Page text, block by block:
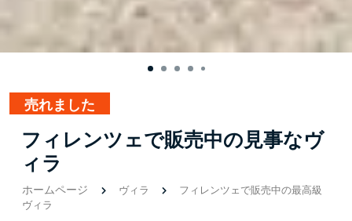
売れました
フィレンツェで販売中の見事なヴ
ィラ
ホームページ ヴィラ
フィレンツェで販売中の最高級
ヴィラ